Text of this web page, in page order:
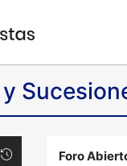
Foro